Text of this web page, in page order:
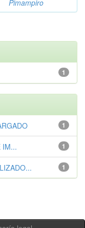
Pimampiro
1
1
1
IM...
1